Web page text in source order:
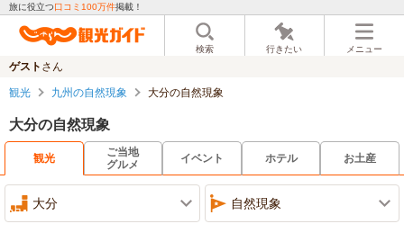
旅に役立つ口コミ100万件掲載！
検索 行きたい メニュー
ゲスト さん
観光 九州の自然現象 大分の自然現象
大分の自然現象
観光
ご当地
グルメ
イベント ホテル お土産
大分 自然現象